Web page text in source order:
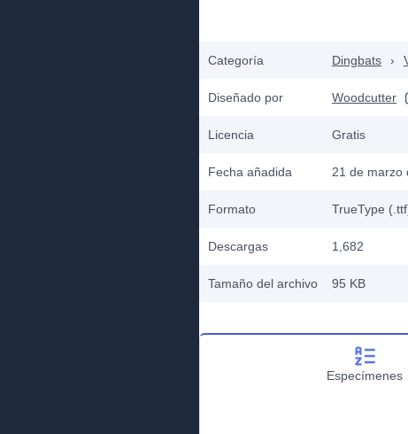
Categoría Dingbats ›
Diseñado por Woodcutter
Licencia Gratis
Fecha añadida 21 de marzo
Formato TrueType
Descargas 1,682
Tamaño del archivo 95 KB
Especímenes